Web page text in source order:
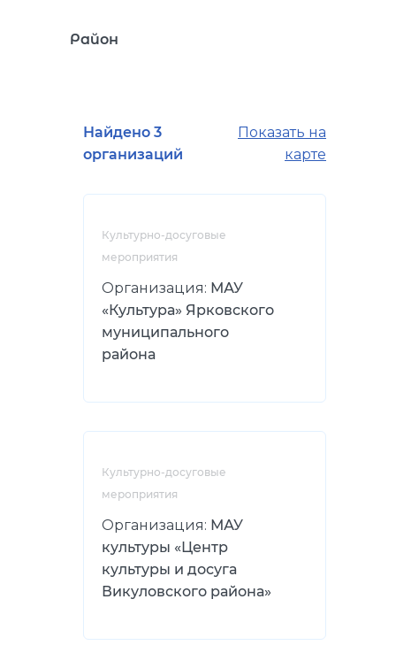
Район
Найдено 3
организаций
Показать на
карте
Культурно-досуговые
мероприятия
Организация: МАУ
«Культура» Ярковского
муниципального
района
Культурно-досуговые
мероприятия
Организация: МАУ
культуры «Центр
культуры и досуга
Викуловского района»